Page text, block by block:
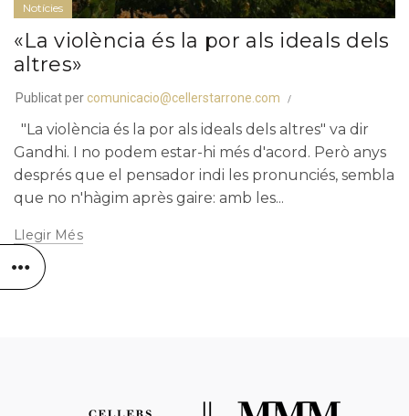
Notícies
«La violència és la por als ideals dels
altres»
Publicat per comunicacio@cellerstarrone.com
"La violència és la por als ideals dels altres" va dir
Gandhi. I no podem estar-hi més d'acord. Però anys
després que el pensador indi les pronunciés, sembla
que no n'hàgim après gaire: amb les...
Llegir Més